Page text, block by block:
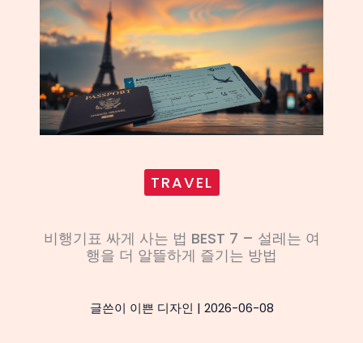
TRAVEL
비행기표 싸게 사는 법 BEST 7 – 설레는 여
행을 더 알뜰하게 즐기는 방법
글쓴이 이쁜 디자인 | 2026-06-08